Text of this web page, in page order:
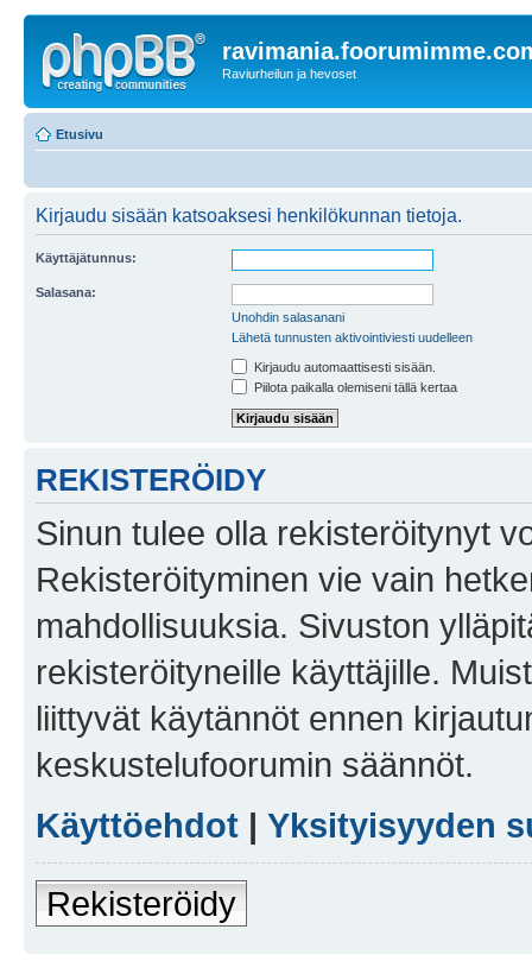
Raviurheilun ja hevoset
Etusivu
Kirjaudu sisään katsoaksesi henkilökunnan tietoja.
Käyttäjätunnus:
Salasana:
Unohdin salasanani
Lähetä tunnusten aktivointiviesti uudelleen
Kirjaudu automaattisesti sisään.
Piilota paikalla olemiseni tällä kertaa
REKISTERÖIDY
Sinun tulee olla rekisteröitynyt
Rekisteröityminen vie vain
mahdollisuuksia. Sivuston
rekisteröityneille käyttäjille.
liittyvät käytännöt ennen
keskustelufoorumin säännöt.
Käyttöehdot | Yksityisyyden
Rekisteröidy